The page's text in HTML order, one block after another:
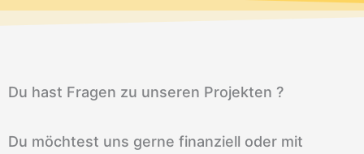
Du hast Fragen zu unseren Projekten ?
Du möchtest uns gerne finanziell oder mit